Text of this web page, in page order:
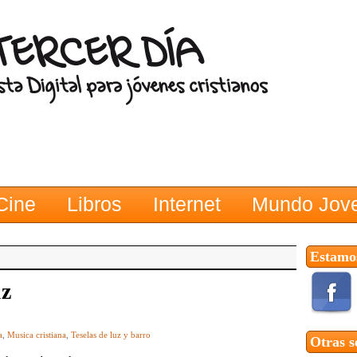
Libros Internet Mundo
Musica cristiana Teselas de luz y barro Otras